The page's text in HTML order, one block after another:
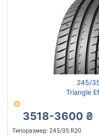
245/
Triangle
3518-3600 ₴
Типоразмер: 245/35 R20